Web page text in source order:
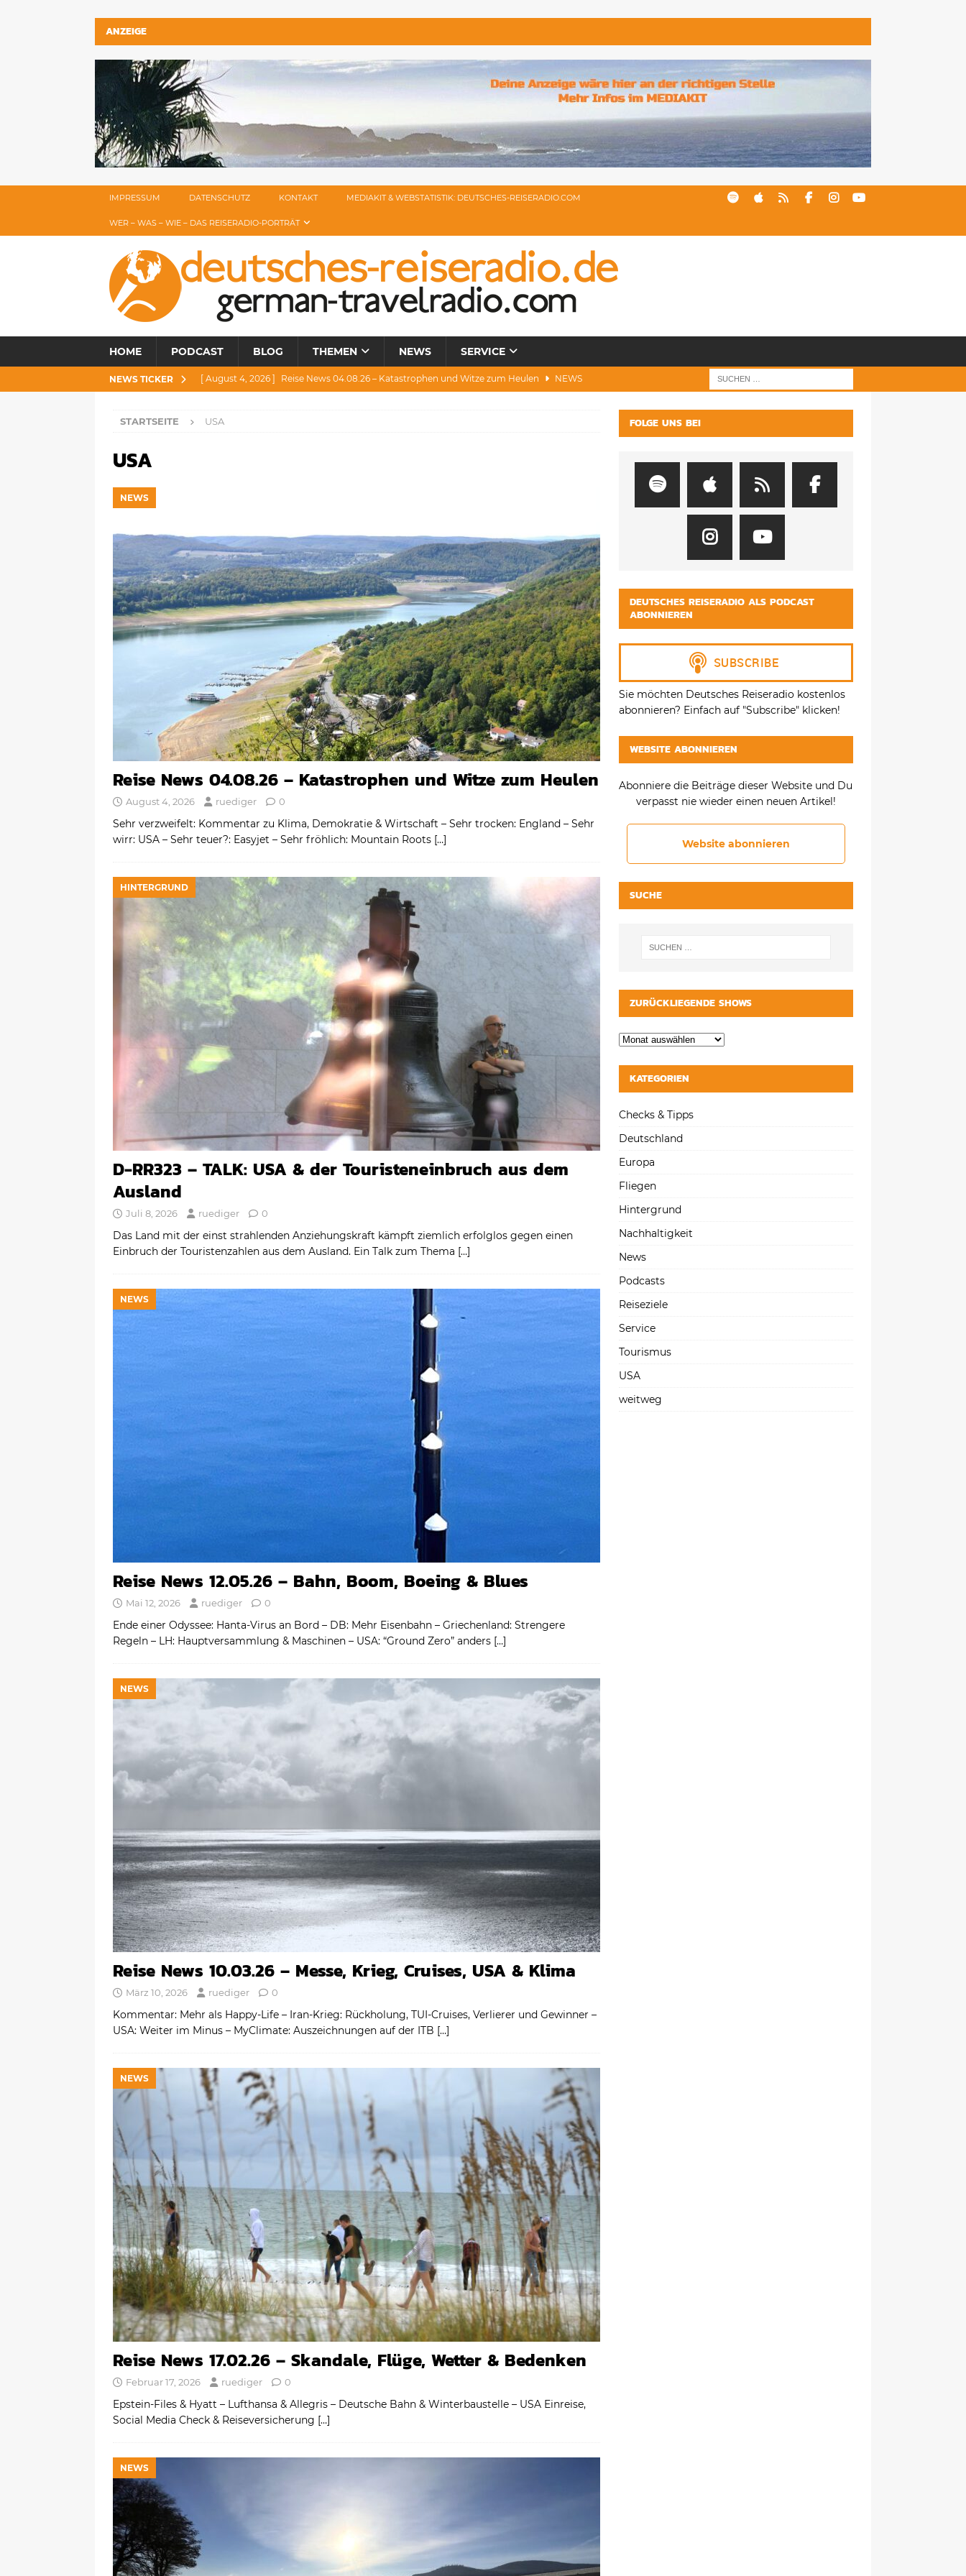
ANZEIGE
IMPRESSUM DATENSCHUTZ KONTAKT MEDIAKIT & WEBSTATISTIK: DEUTSCHES-REISERADIO.COM
WER – WAS – WIE – DAS REISERADIO-PORTRÄT
HOME PODCAST BLOG THEMEN NEWS SERVICE
NEWS TICKER [ August 4, 2026 ] Reise News 04.08.26 – Katastrophen und Witze zum Heulen NEWS
[ Juli 28, 2026 ]
STARTSEITE USA
USA
NEWS
Reise News 04.08.26 – Katastrophen und Witze zum Heulen
August 4, 2026 ruediger 0
Sehr verzweifelt: Kommentar zu Klima, Demokratie & Wirtschaft – Sehr trocken: England – Sehr
wirr: USA – Sehr teuer?: Easyjet – Sehr fröhlich: Mountain Roots […]
HINTERGRUND
D-RR323 – TALK: USA & der Touristeneinbruch aus dem
Ausland
Juli 8, 2026 ruediger 0
Das Land mit der einst strahlenden Anziehungskraft kämpft ziemlich erfolglos gegen einen
Einbruch der Touristenzahlen aus dem Ausland. Ein Talk zum Thema […]
NEWS
Reise News 12.05.26 – Bahn, Boom, Boeing & Blues
Mai 12, 2026 ruediger 0
Ende einer Odyssee: Hanta-Virus an Bord – DB: Mehr Eisenbahn – Griechenland: Strengere
Regeln – LH: Hauptversammlung & Maschinen – USA: “Ground Zero” anders […]
NEWS
Reise News 10.03.26 – Messe, Krieg, Cruises, USA & Klima
März 10, 2026 ruediger 0
Kommentar: Mehr als Happy-Life – Iran-Krieg: Rückholung, TUI-Cruises, Verlierer und Gewinner –
USA: Weiter im Minus – MyClimate: Auszeichnungen auf der ITB […]
NEWS
Reise News 17.02.26 – Skandale, Flüge, Wetter & Bedenken
Februar 17, 2026 ruediger 0
Epstein-Files & Hyatt – Lufthansa & Allegris – Deutsche Bahn & Winterbaustelle – USA Einreise,
Social Media Check & Reiseversicherung […]
NEWS
FOLGE UNS BEI
DEUTSCHES REISERADIO ALS PODCAST
ABONNIEREN
Sie möchten Deutsches Reiseradio kostenlos
abonnieren? Einfach auf "Subscribe" klicken!
WEBSITE ABONNIEREN
Abonniere die Beiträge dieser Website und Du
verpasst nie wieder einen neuen Artikel!
Website abonnieren
SUCHE
ZURÜCKLIEGENDE SHOWS
KATEGORIEN
Checks & Tipps
Deutschland
Europa
Fliegen
Hintergrund
Nachhaltigkeit
News
Podcasts
Reiseziele
Service
Tourismus
USA
weitweg